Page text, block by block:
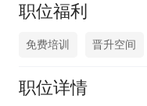
职位福利
免费培训 晋升空间
职位详情